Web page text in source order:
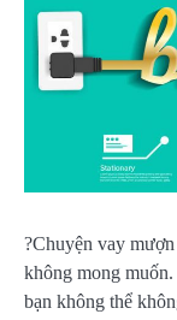
?Chuyện vay
không mong
bạn không thể